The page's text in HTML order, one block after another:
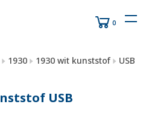
0
1930 1930 wit kunststof
USB
USB